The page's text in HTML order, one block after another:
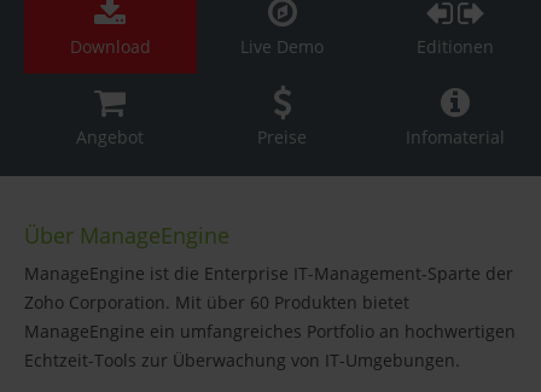
Download Live Demo Editionen
Angebot Preise Infomaterial
Über ManageEngine
ManageEngine ist die Enterprise IT-Management-Sparte der
Zoho Corporation. Mit über 60 Produkten bietet
ManageEngine ein umfangreiches Portfolio an hochwertigen
Echtzeit-Tools zur Überwachung von IT-Umgebungen.